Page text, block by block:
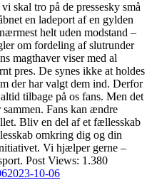
skal tro på de pressesky små
en ladeport af en gylden
helt uden modstand –
om fordeling af slutrunder
magthaver viser med al
pres. De synes ikke at holdes
der har valgt dem ind. Derfor
tilbage på os fans. Men det
Fans kan ændre
Bliv en del af et fællesskab
omkring dig og din
Vi hjælper gerne –
Post Views: 1.380
2023-10-06